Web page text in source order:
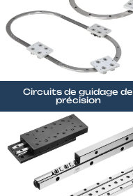
Circuits de guidage de
précision